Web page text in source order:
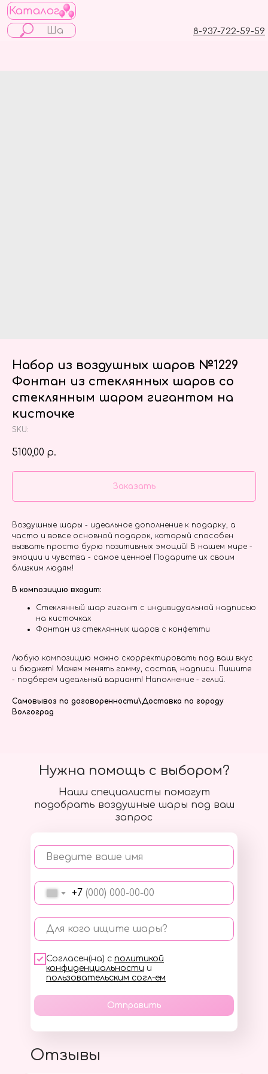
Каталог
8-937-722-59-59
Набор из воздушных шаров №1229
Фонтан из стеклянных шаров со
стеклянным шаром гигантом на
кисточке
SKU:
5100,00 р.
Заказать
Воздушные шары - идеальное дополнение к подарку, а
часто и вовсе основной подарок, который способен
вызвать просто бурю позитивных эмоций! В нашем мире -
эмоции и чувства - самое ценное! Подарите их своим
близким людям!
В композицию входит:
Стеклянный шар гигант с индивидуальной надписью
на кисточках
Фонтан из стеклянных шаров с конфетти
Любую композицию можно скорректировать под ваш вкус
и бюджет! Можем менять гамму, состав, надписи. Пишите
- подберем идеальный вариант! Наполнение - гелий.
Самовывоз по договоренности\Доставка по городу
Волгоград
Наши специалисты помогут
подобрать воздушные шары под ваш
запрос
Введите ваше имя
+7
Для кого ищите шары?
Согласен(на) с политикой
конфиденциальности и
пользовательским согл-ем
Отправить
Нужна помощь с выбором?
Отзывы